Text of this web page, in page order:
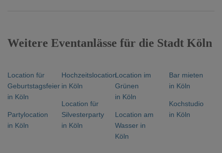
Weitere Eventanlässe für die Stadt Köln
Location für
Geburtstagsfeier
in Köln
Partylocation
in Köln
Hochzeitslocation
in Köln
Location für
Silvesterparty
in Köln
Location im
Grünen
in Köln
Location am
Wasser in
Köln
Bar mieten
in Köln
Kochstudio
in Köln